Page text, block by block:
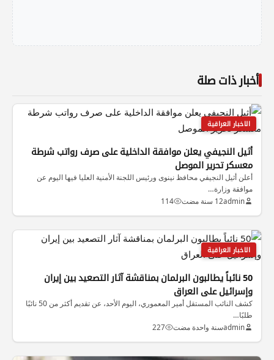
أخبار ذات صلة
الاخبار العراقية
أثيل النجيفي يعلن موافقة الداخلية على صرف رواتب شرطة
معسكر تحرير الموصل
أعلن أثيل النجيفي محافظ نينوى ورئيس اللجنة الأمنية العليا فيها اليوم عن
موافقة وزارة…
admin12 سنة مضت 114
الاخبار العراقية
50 نائباً يطالبون البرلمان بمناقشة آثار التصعيد بين إيران
وإسرائيل على العراق
كشف النائب المستقل أمير المعموري، اليوم الأحد، عن تقديم أكثر من 50 نائبًا
طلبًا…
adminسنة واحدة مضت 227